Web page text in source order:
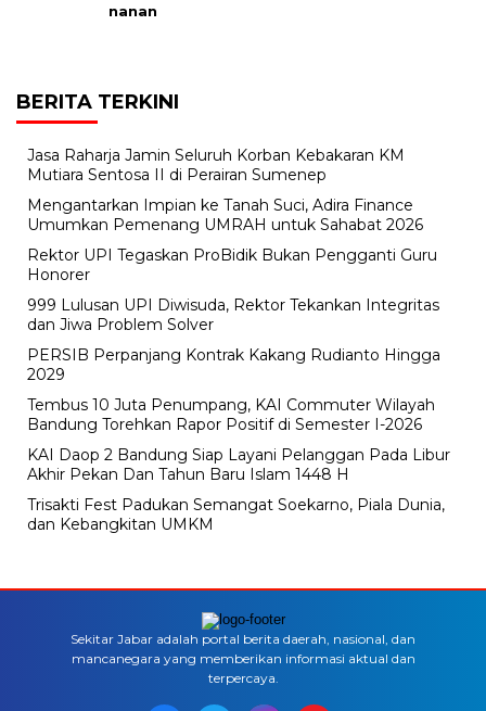
BERITA TERKINI
Jasa Raharja Jamin Seluruh Korban Kebakaran KM
Mutiara Sentosa II di Perairan Sumenep
Mengantarkan Impian ke Tanah Suci, Adira Finance
Umumkan Pemenang UMRAH untuk Sahabat 2026
Rektor UPI Tegaskan ProBidik Bukan Pengganti Guru
Honorer
999 Lulusan UPI Diwisuda, Rektor Tekankan Integritas
dan Jiwa Problem Solver
PERSIB Perpanjang Kontrak Kakang Rudianto Hingga
2029
Tembus 10 Juta Penumpang, KAI Commuter Wilayah
Bandung Torehkan Rapor Positif di Semester I-2026
KAI Daop 2 Bandung Siap Layani Pelanggan Pada Libur
Akhir Pekan Dan Tahun Baru Islam 1448 H
Trisakti Fest Padukan Semangat Soekarno, Piala Dunia,
dan Kebangkitan UMKM
Sekitar Jabar adalah portal berita daerah, nasional, dan
mancanegara yang memberikan informasi aktual dan
terpercaya.